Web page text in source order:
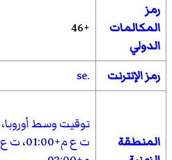
رمز
المكالمات
الدولي
+46
رمز الإنترنت .se
المنطقة
توقيت وسط أوروبا،
ت ع م+01:00
،ت ع